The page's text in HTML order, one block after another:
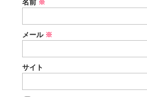
名前 ※
メール ※
サイト